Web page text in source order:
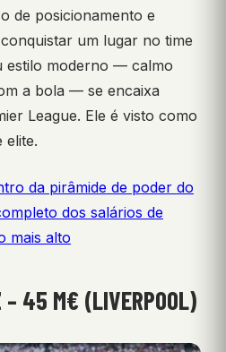
de posicionamento e
um lugar no time
estilo moderno — calmo
a bola — se encaixa
League. Ele é visto como
elite.
da pirâmide de poder do
dos salários de
mais alto
– 45 M€ (LIVERPOOL)